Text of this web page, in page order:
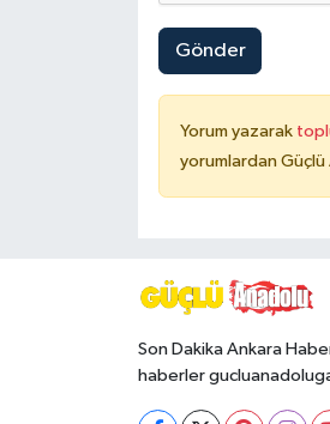
Gönder
Yorum yazarak
yorumlardan
Son Dakika Ankara
haberler